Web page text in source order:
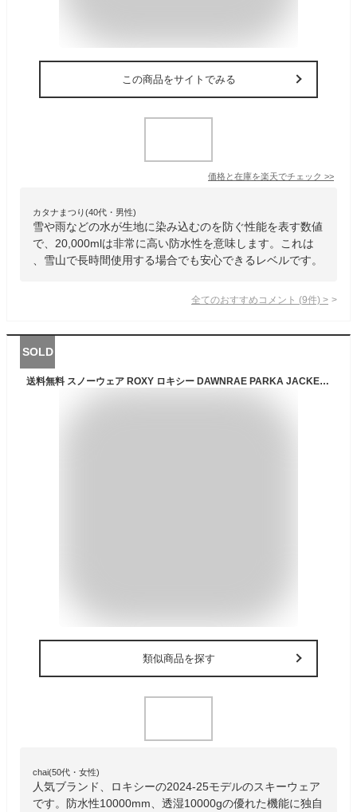
この商品をサイトでみる
価格と在庫を楽天でチェック >>
カタナまつり(40代・男性)
雪や雨などの水が生地に染み込むのを防ぐ性能を表す数値
で、20,000mlは非常に高い防水性を意味します。これは
、雪山で長時間使用する場合でも安心できるレベルです。
全てのおすすめコメント (9件) >
SOLD
送料無料 スノーウェア ROXY ロキシー DAWNRAE PARKA JACKET レディース ジャケット スノーボード スノボ スキー ウェア ジャケット アウター パーカー ERJTJ03471 2024-2025冬新作 24-25 24/25 20%off
類似商品を探す
chai(50代・女性)
人気ブランド、ロキシーの2024-25モデルのスキーウェア
です。防水性10000mm、透湿10000gの優れた機能に独自